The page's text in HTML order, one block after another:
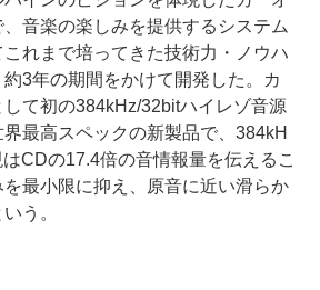
音楽の楽しみを提供するシステム
れまで培ってきた技術力・ノウハ
3年の期間をかけて開発した。カ
て初の384kHz/32bitハイレゾ音源
最高スペックの新製品で、384kH
CDの17.4倍の音情報量を伝えるこ
最小限に抑え、原音に近い滑らか
う。